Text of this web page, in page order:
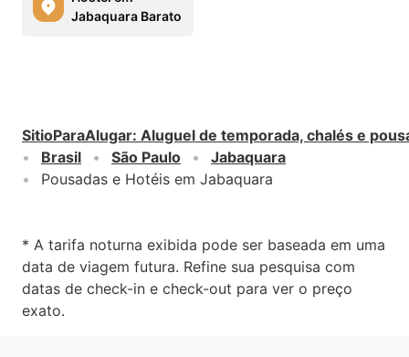
Jabaquara Barato
SitioParaAlugar: Aluguel de temporada, chalés e
Brasil
São Paulo
Jabaquara
Pousadas e Hotéis em Jabaquara
* A tarifa noturna exibida pode ser baseada em uma
data de viagem futura. Refine sua pesquisa com
datas de check-in e check-out para ver o preço
exato.